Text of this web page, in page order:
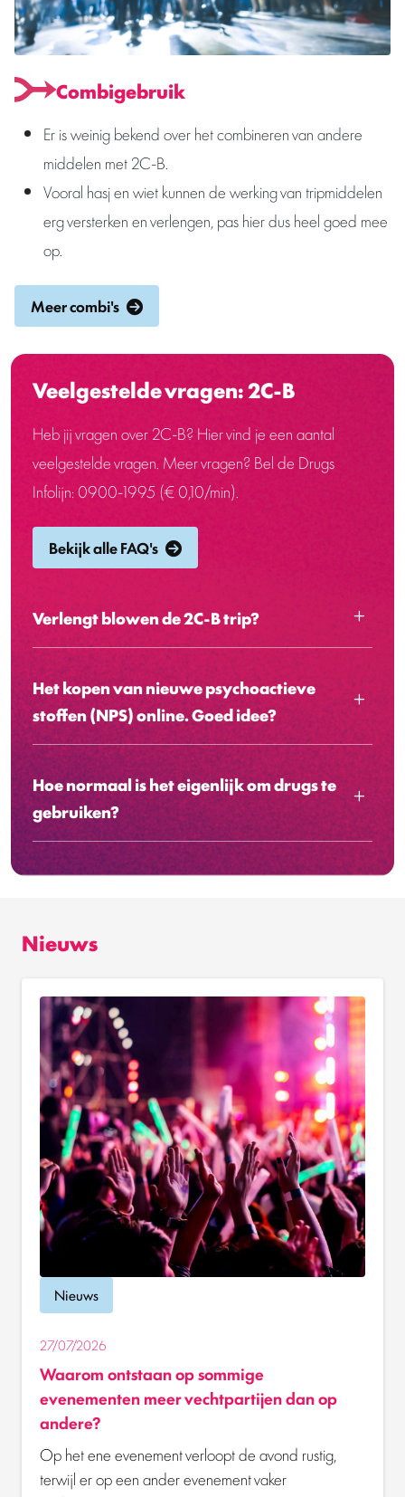
Combigebruik
Er is weinig bekend over het combineren van andere
middelen met 2C-B.
Vooral hasj en wiet kunnen de werking van tripmiddelen
erg versterken en verlengen, pas hier dus heel goed mee
op.
Meer combi's
Veelgestelde vragen: 2C-B
Heb jij vragen over 2C-B? Hier vind je een aantal
veelgestelde vragen. Meer vragen? Bel de Drugs
Infolijn: 0900-1995 (€ 0,10/min).
Bekijk alle FAQ's
Verlengt blowen de 2C-B trip?
Het kopen van nieuwe psychoactieve
stoffen (NPS) online. Goed idee?
Hoe normaal is het eigenlijk om drugs te
gebruiken?
Nieuws
Nieuws
27/07/2026
Waarom ontstaan op sommige
evenementen meer vechtpartijen dan op
andere?
Op het ene evenement verloopt de avond rustig,
terwijl er op een ander evenement vaker